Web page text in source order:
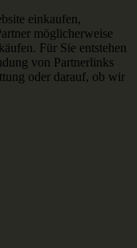
einkaufen,
möglicherweise
Für Sie entstehen
von Partnerlinks
oder darauf, ob wir